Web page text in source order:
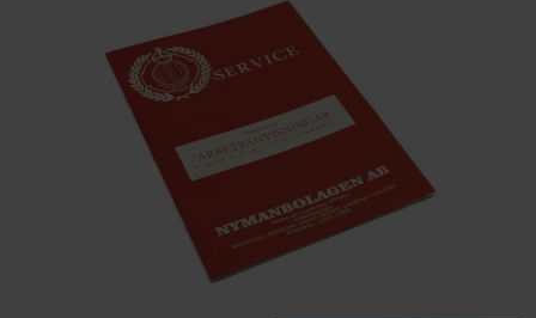
Montage/Arbetshandsk
e Hanvo PE304 1 par
ETH01m
KR
Solglasögon 5 pack
125KR